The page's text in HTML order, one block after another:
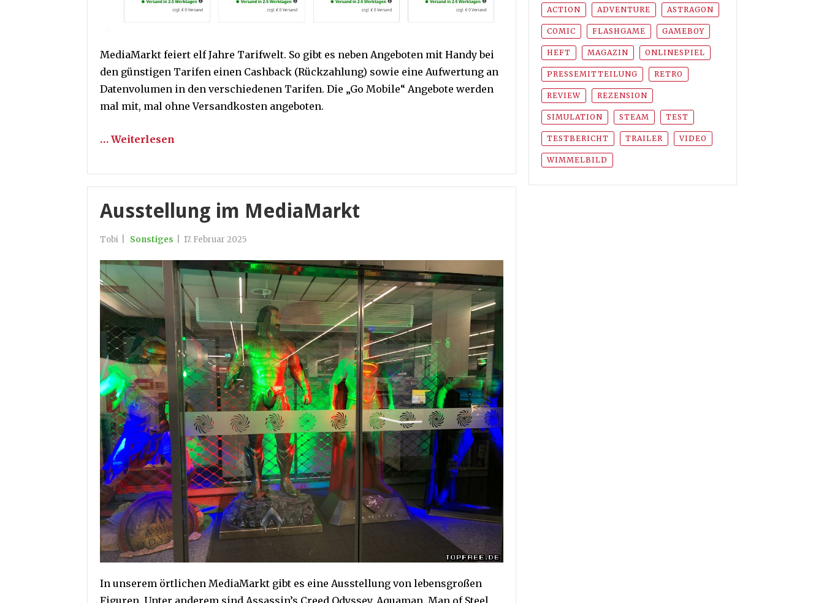
MediaMarkt feiert elf Jahre Tarifwelt. So gibt es neben Angeboten mit Handy bei
den günstigen Tarifen einen Cashback (Rückzahlung) sowie eine Aufwertung an
Datenvolumen in den verschiedenen Tarifen. Die „Go Mobile“ Angebote werden
mal mit, mal ohne Versandkosten angeboten.
… Weiterlesen
Ausstellung im MediaMarkt
Tobi Sonstiges 17. Februar 2025
In unserem örtlichen MediaMarkt gibt es eine Ausstellung von lebensgroßen
ACTION ADVENTURE ASTRAGON
COMIC FLASHGAME GAMEBOY
HEFT MAGAZIN ONLINESPIEL
PRESSEMITTEILUNG RETRO
REVIEW REZENSION
SIMULATION STEAM TEST
TESTBERICHT TRAILER VIDEO
WIMMELBILD